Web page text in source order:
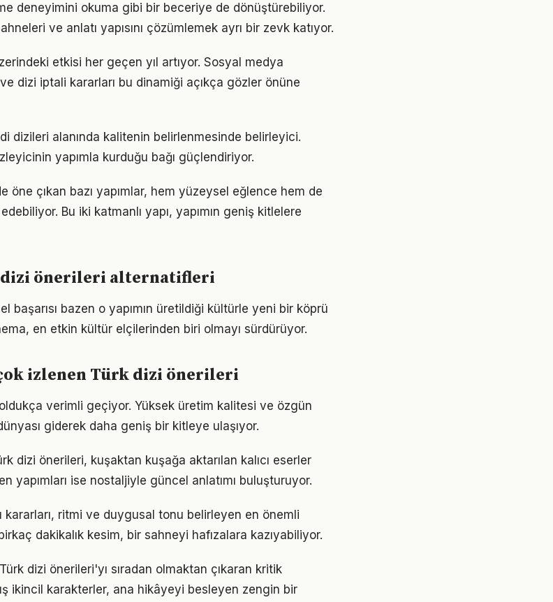
deneyimini okuma gibi bir beceriye de dönüştürebiliyor.
ve anlatı yapısını çözümlemek ayrı bir zevk katıyor.
etkisi her geçen yıl artıyor. Sosyal medya
dizi iptali kararları bu dinamiği açıkça gözler önüne
dizileri alanında kalitenin belirlenmesinde belirleyici.
yapımla kurduğu bağı güçlendiriyor.
öne çıkan bazı yapımlar, hem yüzeysel eğlence hem de
Bu iki katmanlı yapı, yapımın geniş kitlelere
önerileri alternatifleri
başarısı bazen o yapımın üretildiği kültürle yeni bir köprü
en etkin kültür elçilerinden biri olmayı sürdürüyor.
izlenen Türk dizi önerileri
verimli geçiyor. Yüksek üretim kalitesi ve özgün
giderek daha geniş bir kitleye ulaşıyor.
dizi önerileri, kuşaktan kuşağa aktarılan kalıcı eserler
yapımları ise nostaljiyle güncel anlatımı buluşturuyor.
kararları, ritmi ve duygusal tonu belirleyen en önemli
dakikalık kesim, bir sahneyi hafızalara kazıyabiliyor.
dizi önerileri'yı sıradan olmaktan çıkaran kritik
ikincil karakterler, ana hikâyeyi besleyen zengin bir